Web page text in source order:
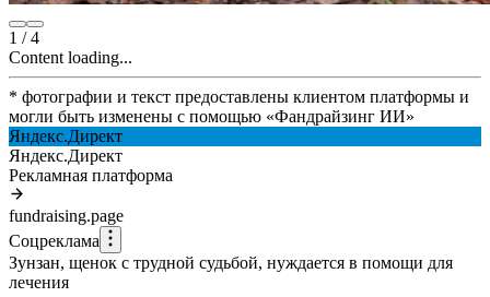
1 /4
Content loading...
* фотографии и текст предоставлены клиентом платформы и
могли быть изменены с помощью «Фандрайзинг ИИ»
Яндекс.Директ
Яндекс.Директ
Рекламная платформа
fundraising.page
Соцреклама
Зунзан, щенок с трудной судьбой, нуждается в помощи для
лечения